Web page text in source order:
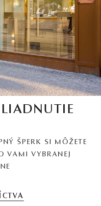
ŠPERK SI MÔŽETE
VAMI VYBRANEJ